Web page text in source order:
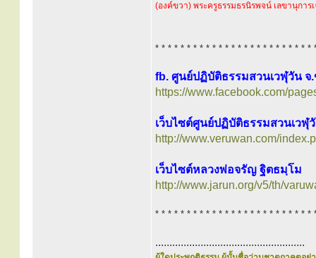
(องค์ขวา) พระครูธรรมธรนิรพจน์ เลขานุกา
* * * * * * * * * * * * * * * * * * * * * * * * *
fb. ศูนย์ปฏิบัติธรรมสวนเวฬุวัน
https://www.facebook.com/
เว็บไซต์ศูนย์ปฏิบัติธรรมสวนเวฬุ
http://www.veruwan.com/
เว็บไซต์หลวงพ่อจรัญ ฐิตธมฺโม
http://www.jarun.org/v5/th/
* * * * * * * * * * * * * * * * * * * * * * * * *
.....................................................